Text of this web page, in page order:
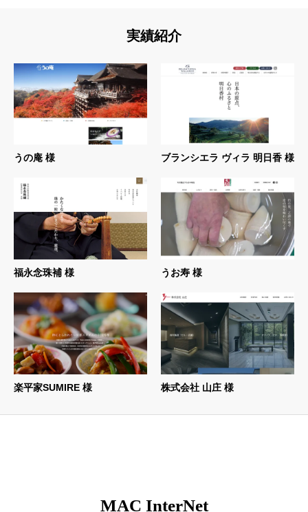
実績紹介
うの庵 様 ブランシエラ ヴィラ 明日香 様
福永念珠補 様 うお寿 様
楽平家SUMIRE 様 株式会社 山庄 様
MAC InterNet